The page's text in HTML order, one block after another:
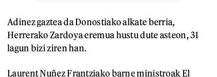
Adinez gaztea da Donostiako alkate berria,
Herrerako Zardoya eremua hustu dute asteon, 31
lagun bizi ziren han.
Laurent Nuñez Frantziako barne ministroak El